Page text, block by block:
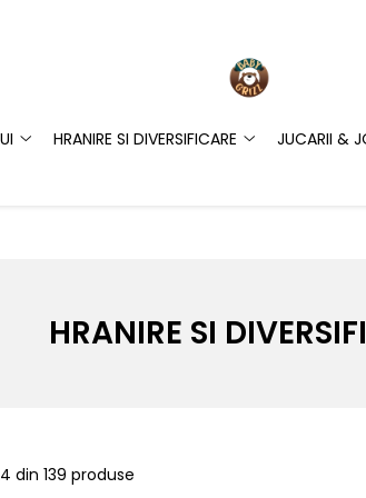
HRANIRE SI DIVERSIFICARE JUCARII &
HRANIRE SI
din 139 produse